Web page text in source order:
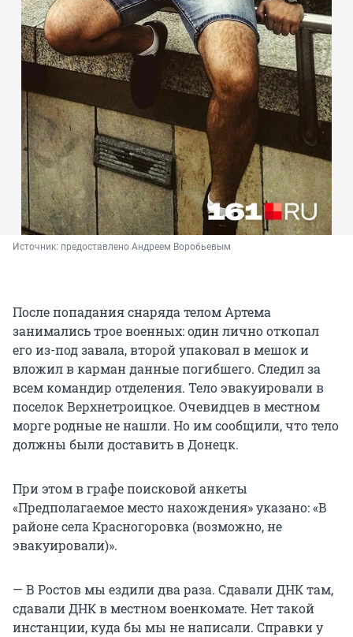
Источник: предоставлено Андреем Воробьевым
После попадания снаряда телом Артема
занимались трое военных: один лично откопал
его из-под завала, второй упаковал в мешок и
вложил в карман данные погибшего. Следил за
всем командир отделения. Тело эвакуировали в
поселок Верхнетроицкое. Очевидцев в местном
морге родные не нашли. Но им сообщили, что тело
должны были доставить в Донецк.
При этом в графе поисковой анкеты
«Предполагаемое место нахождения» указано: «В
районе села Красногоровка (возможно, не
эвакуировали)».
— В Ростов мы ездили два раза. Сдавали ДНК там,
сдавали ДНК в местном военкомате. Нет такой
инстанции, куда бы мы не написали. Справки у